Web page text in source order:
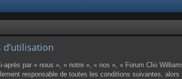
par « nous », « notre », « nos », « Forum Clio
responsable de toutes les conditions suivantes,